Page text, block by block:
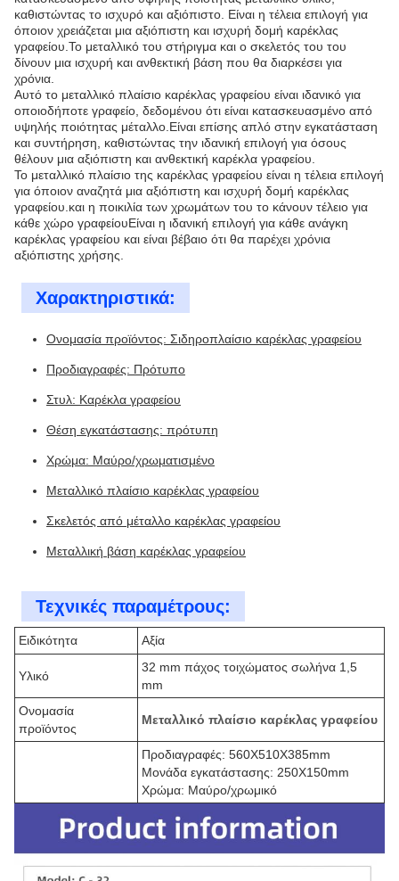
καθιστώντας το ισχυρό και αξιόπιστο. Είναι η τέλεια επιλογή για
όποιον χρειάζεται μια αξιόπιστη και ισχυρή δομή καρέκλας
γραφείου.Το μεταλλικό του στήριγμα και ο σκελετός του του
δίνουν μια ισχυρή και ανθεκτική βάση που θα διαρκέσει για
χρόνια.
Αυτό το μεταλλικό πλαίσιο καρέκλας γραφείου είναι ιδανικό για
οποιοδήποτε γραφείο, δεδομένου ότι είναι κατασκευασμένο από
υψηλής ποιότητας μέταλλο.Είναι επίσης απλό στην εγκατάσταση
και συντήρηση, καθιστώντας την ιδανική επιλογή για όσους
θέλουν μια αξιόπιστη και ανθεκτική καρέκλα γραφείου.
Το μεταλλικό πλαίσιο της καρέκλας γραφείου είναι η τέλεια επιλογή
για όποιον αναζητά μια αξιόπιστη και ισχυρή δομή καρέκλας
γραφείου.και η ποικιλία των χρωμάτων του το κάνουν τέλειο για
κάθε χώρο γραφείουΕίναι η ιδανική επιλογή για κάθε ανάγκη
καρέκλας γραφείου και είναι βέβαιο ότι θα παρέχει χρόνια
αξιόπιστης χρήσης.
Χαρακτηριστικά:
Ονομασία προϊόντος: Σιδηροπλαίσιο καρέκλας γραφείου
Προδιαγραφές: Πρότυπο
Στυλ: Καρέκλα γραφείου
Θέση εγκατάστασης: πρότυπη
Χρώμα: Μαύρο/χρωματισμένο
Μεταλλικό πλαίσιο καρέκλας γραφείου
Σκελετός από μέταλλο καρέκλας γραφείου
Μεταλλική βάση καρέκλας γραφείου
Τεχνικές παραμέτρους:
Ειδικότητα Αξία
Υλικό
32 mm πάχος τοιχώματος σωλήνα 1,5
mm
Ονομασία
προϊόντος
Μεταλλικό πλαίσιο καρέκλας γραφείου
Προδιαγραφές: 560X510X385mm
Μονάδα εγκατάστασης: 250X150mm
Χρώμα: Μαύρο/χρωμικό